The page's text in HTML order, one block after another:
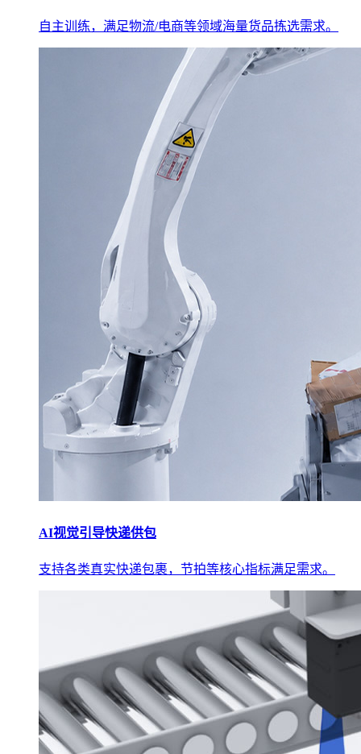
自主训练，满足物流/电商等领域海量货品拣选需求。
AI视觉引导快递供包
支持各类真实快递包裹，节拍等核心指标满足需求。